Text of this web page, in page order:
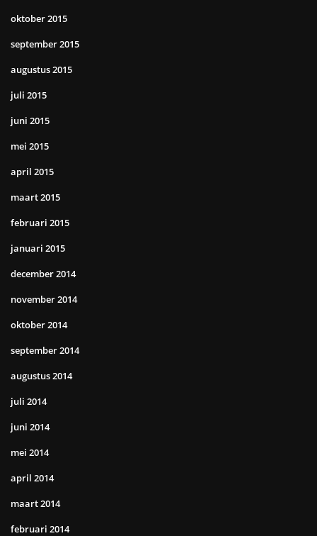
oktober 2015
september 2015
augustus 2015
juli 2015
juni 2015
mei 2015
april 2015
maart 2015
februari 2015
januari 2015
december 2014
november 2014
oktober 2014
september 2014
augustus 2014
juli 2014
juni 2014
mei 2014
april 2014
maart 2014
februari 2014